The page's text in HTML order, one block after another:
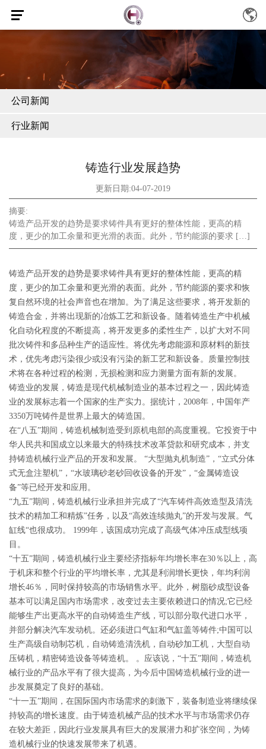
公司新闻
行业新闻
铸造行业发展趋势
更新日期:04-07-2019
摘要:
铸造产品开发的趋势是要求铸件具有更好的整体性能，更高的精
度，更少的加工余量和更光滑的表面。此外，节约能源的要求 […]
铸造产品开发的趋势是要求铸件具有更好的整体性能，更高的精
度，更少的加工余量和更光滑的表面。此外，节约能源的要求和恢
复自然环境的社会声音也在增加。为了满足这些要求，将开发新的
铸造合金，并将出现新的冶炼工艺和新设备。随着铸造生产中机械
化自动化程度的不断提高，将开发更多的柔性生产，以扩大对不同
批次铸件和多品种生产的适应性。将优先考虑能源和原材料的新技
术，优先考虑污染很少或没有污染的新工艺和新设备。质量控制技
术将在各种过程的检测，无损检测和应力测量方面有新的发展。
铸造业的发展，铸造是现代机械制造业的基本过程之一，因此铸造
业的发展标志着一个国家的生产实力。据统计，2008年，中国年产
3350万吨铸件是世界上最大的铸造国。
在“八五”期间，铸造机械制造受到原机电部的高度重视。它投资于中
华人民共和国成立以来最大的特殊技术改革贷款和研究成本，并支
持铸造机械行业产品的开发和发展。 “大型抛丸机制造”，“立式分体
式无盒注塑机”，“水玻璃砂老砂回收设备的开发”，“金属铸造设
备”等已经开发和应用。
“九五”期间，铸造机械行业承担并完成了“汽车铸件高效造型及清洗
技术的精加工和精炼”任务，以及“高效连续抛丸”的开发与发展。气
缸线“也很成功。 1999年，该国成功完成了高级气体冲压成型线项
目。
“十五”期间，铸造机械行业主要经济指标年均增长率在30％以上，高
于机床和整个行业的平均增长率，尤其是利润增长更快，年均利润
增长46％，同时保持较高的市场销售水平。此外，树脂砂成型设备
基本可以满足国内市场需求，改变过去主要依赖进口的情况;它已经
能够生产出更高水平的自动铸造生产线，可以部分取代进口水平，
并部分解决汽车发动机。还必须进口气缸和气缸盖等铸件;中国可以
生产高级自动制芯机，自动铸造清洗机，自动砂加工机，大型自动
压铸机，精密铸造设备等铸造机。 。应该说，“十五”期间，铸造机
械行业的产品水平有了很大提高，为今后中国铸造机械行业的进一
步发展奠定了良好的基础。
“十一五”期间，在国际国内市场需求的刺激下，装备制造业将继续保
持较高的增长速度。由于铸造机械产品的技术水平与市场需求仍存
在较大差距，因此行业发展具有巨大的发展潜力和扩张空间，为铸
造机械行业的快速发展带来了机遇。